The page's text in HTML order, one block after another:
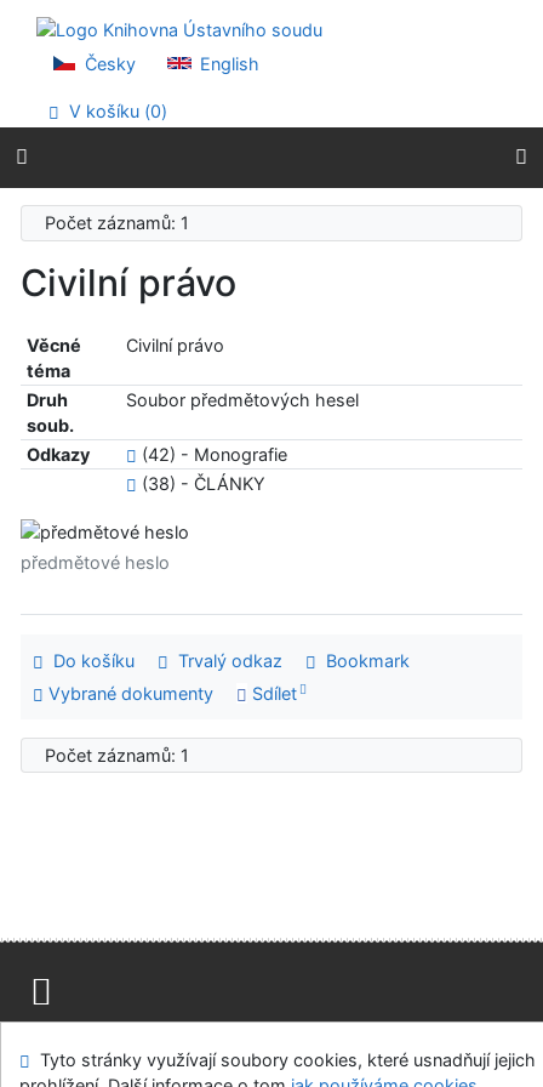
Přejít na menu
Prohlášení o webové přístupnosti
Česky English
V košíku (0)
Počet záznamů: 1
Civilní právo
Věcné
téma
Civilní právo
Druh
soub.
Soubor předmětových hesel
Odkazy
(42) - Monografie
(38) - ČLÁNKY
předmětové heslo
Do košíku Trvalý odkaz
Bookmark
Vybrané dokumenty
Sdílet
Počet záznamů: 1
Modul OpenSearch
Napište nám Nastavení cookies
Tyto stránky využívají soubory cookies, které usnadňují jejich